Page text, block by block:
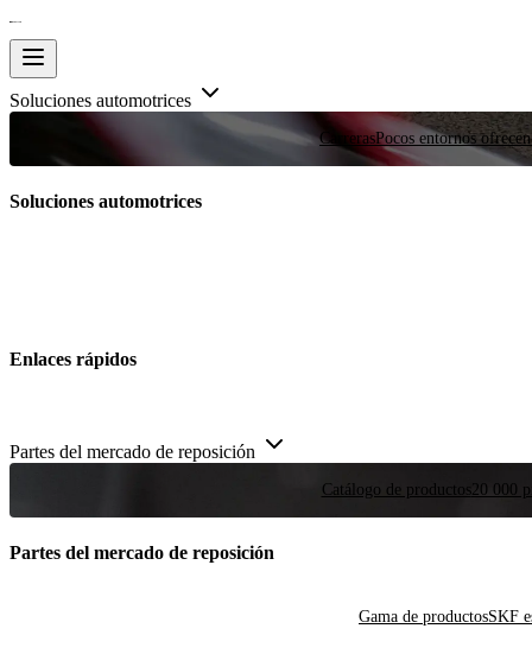
Soluciones automotrices
CarrerasPocos entornos
Soluciones automotrices
Enlaces rápidos
Partes del mercado de reposición
Catálogo de productos20 000
Partes del mercado de reposición
Gama de productosSKF